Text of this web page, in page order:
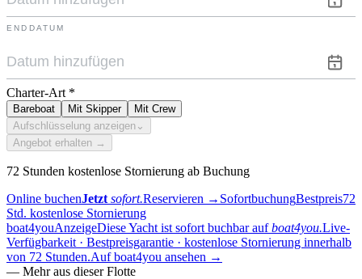
ENDDATUM
Charter-Art *
Bareboat Mit Skipper
Mit Crew
Aufschlüsselung anzeigen ⌄
Angebot erhalten →
72 Stunden kostenlose Stornierung ab Buchung
Online buchenJetzt sofort.Reservieren → SofortbuchungBestpreis72
Std. kostenlose Stornierung
boat4youAnzeigeDiese Yacht ist sofort buchbar auf boat4you.Live-
Verfügbarkeit · Bestpreisgarantie · kostenlose Stornierung innerhalb
von 72 Stunden.Auf boat4you ansehen →
— Mehr aus dieser Flotte